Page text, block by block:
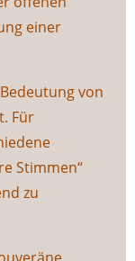
einer
von
Für
Stimmen“
zu